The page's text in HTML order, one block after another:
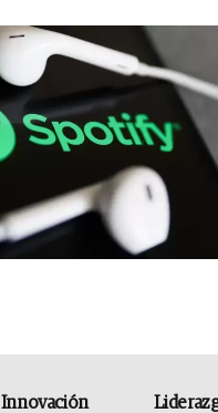
Innovación